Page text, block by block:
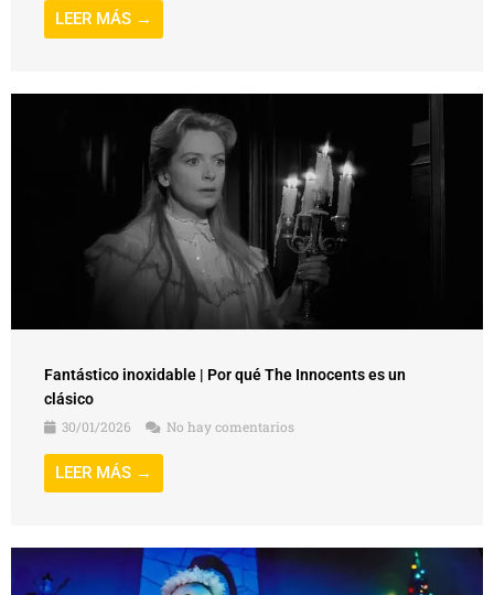
LEER MÁS →
Fantástico inoxidable | Por qué The Innocents es un
clásico
30/01/2026
No hay comentarios
LEER MÁS →